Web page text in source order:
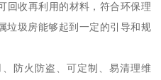
回收再利用的材料，符合环保理
垃圾房能够起到一定的引导和规
防火防盗、可定制、易清理维